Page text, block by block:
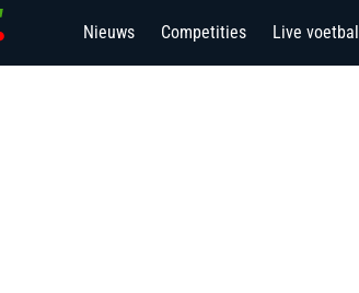
Nieuws Competities Live voetbal